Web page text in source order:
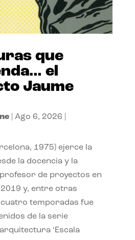
que
el
Jaume
| Ago 6, 2026
1975) ejerce la
la docencia y la
de proyectos en
2019 y, entre otras
temporadas fue
de la serie
‘Escala